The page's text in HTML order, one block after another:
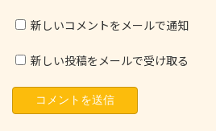
新しいコメントをメールで通知
新しい投稿をメールで受け取る